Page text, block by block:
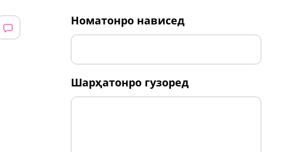
номатонро нависед
шарҳатонро гузоред